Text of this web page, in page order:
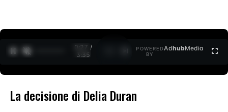
0:27 /
3:35
POWERED
BY
AdhubMedia
La decisione di Delia Duran